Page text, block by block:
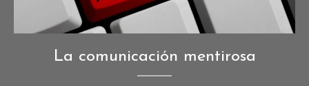
Opinión
La comunicación mentirosa